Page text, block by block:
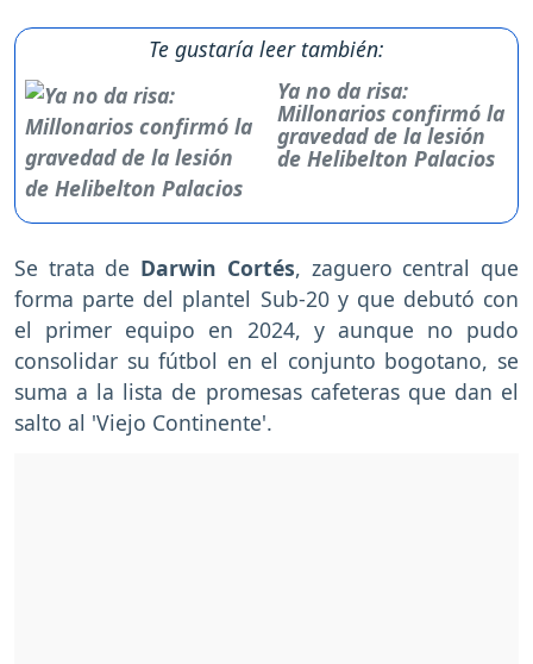
Te gustaría leer también:
Ya no da risa:
Millonarios confirmó la
gravedad de la lesión
de Helibelton Palacios
Se trata de Darwin Cortés, zaguero central que
forma parte del plantel Sub-20 y que debutó con
el primer equipo en 2024, y aunque no pudo
consolidar su fútbol en el conjunto bogotano, se
suma a la lista de promesas cafeteras que dan el
salto al 'Viejo Continente'.